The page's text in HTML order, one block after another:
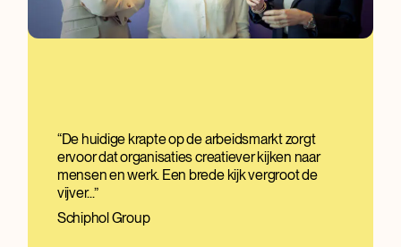
Schiphol Group
De huidige krapte op de arbeidsmarkt zorgt
ervoor dat organisaties creatiever kijken naar
mensen en werk. Een brede kijk vergroot de
vijver...